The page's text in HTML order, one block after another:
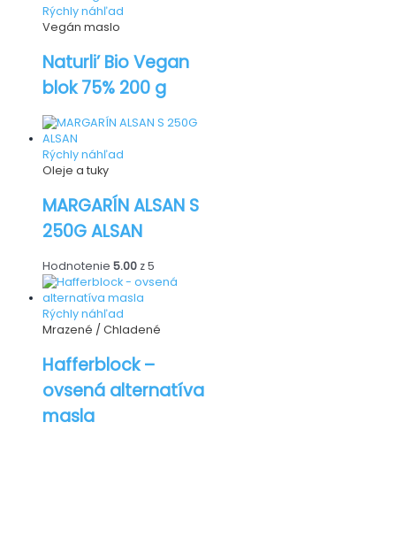
Rýchly náhľad
Vegán maslo
Naturli’ Bio Vegan
blok 75% 200 g
Rýchly náhľad
Oleje a tuky
MARGARÍN ALSAN S
250G ALSAN
Hodnotenie 5.00 z 5
Rýchly náhľad
Mrazené / Chladené
Hafferblock –
ovsená alternatíva
masla